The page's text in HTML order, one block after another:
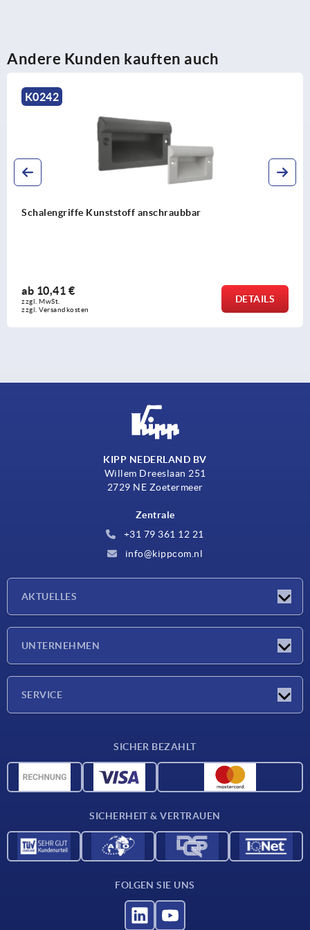
Andere Kunden kauften auch
anschraubbar
zzgl. MwSt.
zzgl. Versandkosten
KIPP NEDERLAND BV
Willem Dreeslaan 251
2729 NE Zoetermeer
Zentrale
+31 79 361 12 21
info@kippcom.nl
AKTUELLES
UNTERNEHMEN
SERVICE
CAD-Daten
SICHER BEZAHLT
SICHERHEIT & VERTRAUEN
FOLGEN SIE UNS